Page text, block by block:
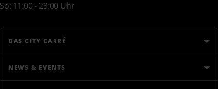
So: 11:00 - 23:00 Uhr
DAS CITY CARRÉ
NEWS & EVENTS